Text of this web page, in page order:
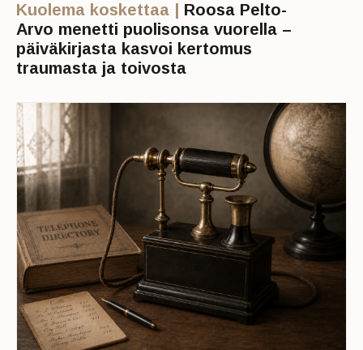
Kuolema koskettaa | Roosa Pelto-
Arvo menetti puolisonsa vuorella –
päiväkirjasta kasvoi kertomus
traumasta ja toivosta